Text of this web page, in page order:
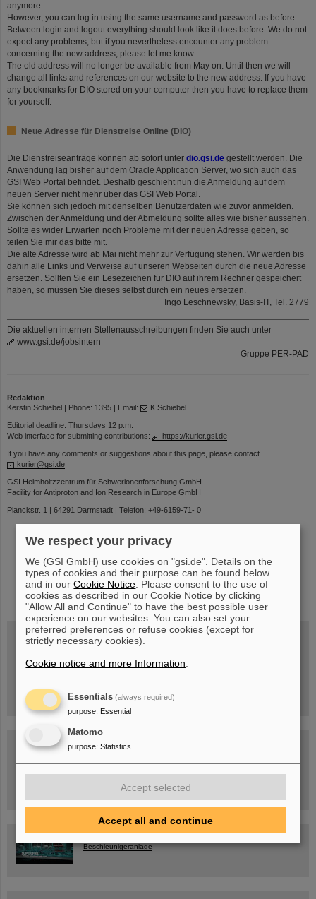
anymore.
However, you can log in using the same username and password as before.
Between login and logout everything should look like it does before. We do not
expect any problems, but if you nevertheless encounter any problem
concerning the new address, please let me know.
The old address will no longer be available from May on. Until then we will
change all links and references on our website to the new address. If you have
any bookmarks for DIO stored on your computer then you have to replace them
for yourself.
Neue Adresse für Dienstreise Online (DIO)
Die Dienstreiseanträge können ab sofort unter dio.gsi.de gestellt werden. Die
Anwendung lag bisher auf dem Oracle Application Server, wo sich auch das
GSI Web Portal befindet. Deshalb geschieht nun die Anmeldung auf dem
neuen Server nicht mehr über das GSI Web Portal.
Sie können sich jedoch mit denselben Benutzerdaten wie zuvor anmelden.
Zwischen der Anmeldung und der Abmeldung sollte alles wie bisher aussehen.
Sollte es wider Erwarten noch Probleme mit der neuen Adresse geben, so
teilen Sie mir das bitte mit.
Die alte Adresse wird ab Mai nicht mehr zur Verfügung stehen. Wir werden bis
dahin alle Links und Verweise auf unseren Webseiten durch die neue Adresse
ersetzen. Sollten Sie ein Lesezeichen für DIO auf ihrem Rechner gespeichert
haben, so müssen Sie dieses selbst durch ein neues ersetzen.
Ingo Leschnewsky, Basis-IT, Tel. 2779
Die aktuellen internen Stellenausschreibungen finden Sie auch unter
www.gsi.de/jobsintern
Gruppe PER-PAD
Redaktion
Kerstin Schiebel | Phone: 1395 | Email:
K.Schiebel
Editorial deadline: Thursdays 12 p.m.
Web interface for submitting contributions:
https://kurier.gsi.de
If you have any comments or suggestions about this page, please contact
kurier@gsi.de
GSI Helmholtzzentrum für Schwerionenforschung GmbH
Facility for Antiproton and Ion Research in Europe GmbH
Planckstr. 1 | 64291 Darmstadt | Telefon: +49-6159-71- 0
instagramlinkedin youtubehelmholtz.socialfacebook
Mittwoch, 19.08.2026, 14 Uhr
Warum existiert nicht einfach nichts?
Hannah Elfner,
Anmeldung und weitere Informationen
SCIENCE POP-UP
geöffnet Di – Fr,
Beschleunigeranlage
We respect your privacy
We (GSI GmbH) use cookies on "gsi.de". Details on the
types of cookies and their purpose can be found below
and in ourCookie Notice . Please consent to the use of
cookies as described in our Cookie Notice by clicking
"Allow All and Continue" to have the best possible user
experience on our websites. You can also set your
preferred preferences or refuse cookies (except for
strictly necessary cookies).
Cookie notice and more Information
Essentials (always required)
purpose: Essential
Matomo
purpose: Statistics
Accept selected
Accept all and continue